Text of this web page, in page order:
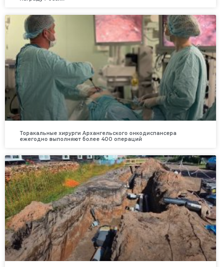
Торакальные хирурги Архангельского онкодиспансера
ежегодно выполняют более 400 операций